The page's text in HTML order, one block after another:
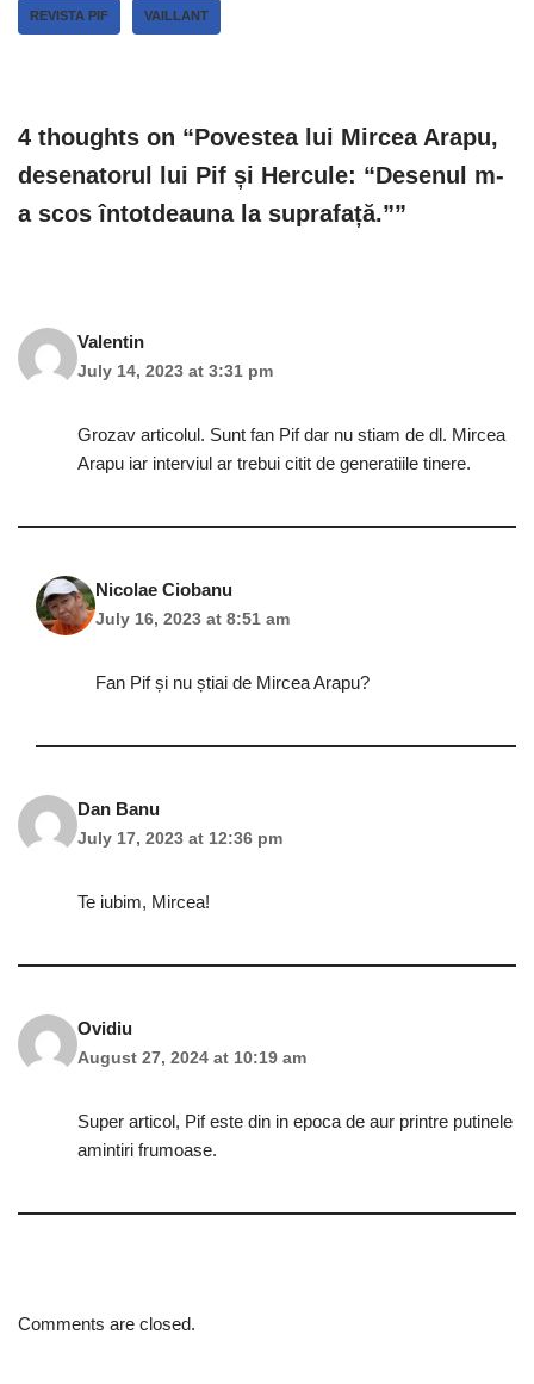
REVISTA PIF VAILLANT
4 thoughts on “Povestea lui Mircea Arapu,
desenatorul lui Pif și Hercule: “Desenul m-
a scos întotdeauna la suprafață.””
Valentin
July 14, 2023 at 3:31 pm
Grozav articolul. Sunt fan Pif dar nu stiam de dl. Mircea
Arapu iar interviul ar trebui citit de generatiile tinere.
Nicolae Ciobanu
July 16, 2023 at 8:51 am
Fan Pif și nu știai de Mircea Arapu?
Dan Banu
July 17, 2023 at 12:36 pm
Te iubim, Mircea!
Ovidiu
August 27, 2024 at 10:19 am
Super articol, Pif este din in epoca de aur printre putinele
amintiri frumoase.
Comments are closed.